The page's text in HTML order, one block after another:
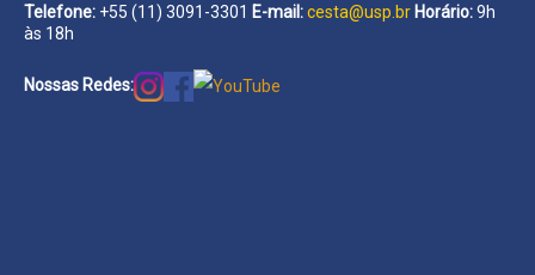
Telefone: +55 (11) 3091-3301 E-mail:cesta@usp.br Horário:9h
às 18h
Nossas Redes: